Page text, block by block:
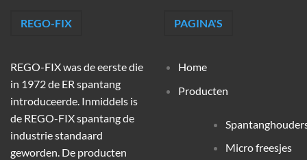
REGO-FIX
REGO-FIX was de eerste die
in 1972 de ER spantang
introduceerde. Inmiddels is
de REGO-FIX spantang de
industrie standaard
geworden. De producten
PAGINA'S
Home
Producten
Micro freesjes